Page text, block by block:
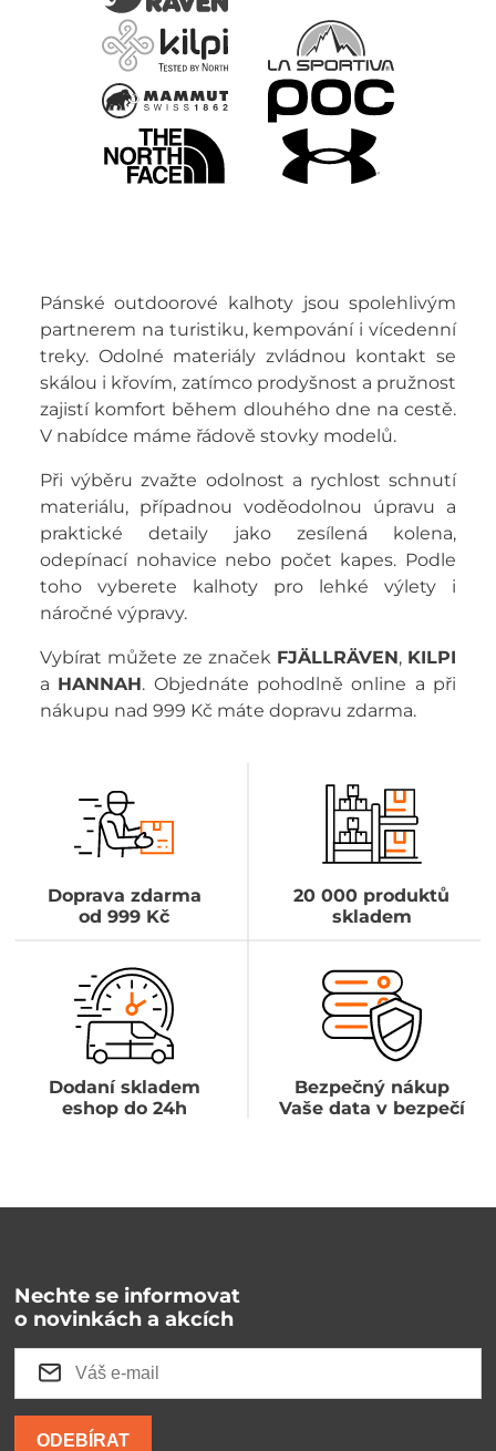
Pánské outdoorové kalhoty jsou spolehlivým
partnerem na turistiku, kempování i vícedenní
treky. Odolné materiály zvládnou kontakt se
skálou i křovím, zatímco prodyšnost a pružnost
zajistí komfort během dlouhého dne na cestě.
V nabídce máme řádově stovky modelů.
Při výběru zvažte odolnost a rychlost schnutí
materiálu, případnou voděodolnou úpravu a
praktické detaily jako zesílená kolena,
odepínací nohavice nebo počet kapes. Podle
toho vyberete kalhoty pro lehké výlety i
náročné výpravy.
Vybírat můžete ze značek FJÄLLRÄVEN, KILPI
a HANNAH. Objednáte pohodlně online a při
nákupu nad 999 Kč máte dopravu zdarma.
Doprava zdarma
od 999 Kč
20 000 produktů
skladem
Dodaní skladem
eshop do 24h
Bezpečný nákup
Vaše data v bezpečí
Nechte se informovat
o novinkách a akcích
ODEBÍRAT